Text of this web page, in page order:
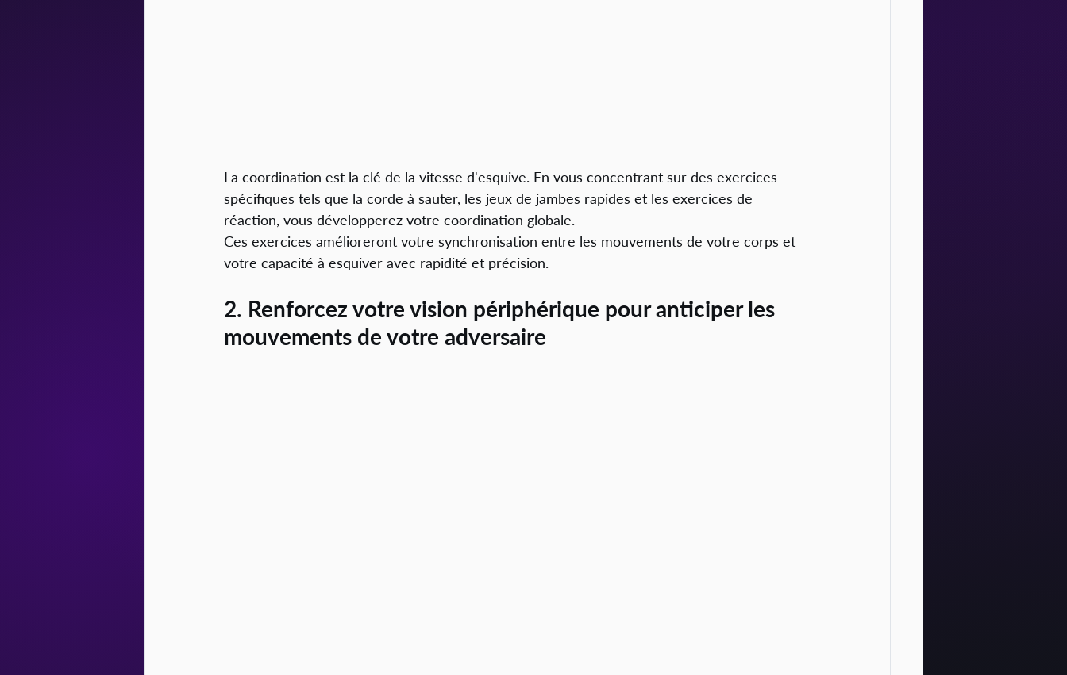
La coordination est la clé de la vitesse d'esquive. En vous concentrant sur des exercices
spécifiques tels que la corde à sauter, les jeux de jambes rapides et les exercices de
réaction, vous développerez votre coordination globale.
Ces exercices amélioreront votre synchronisation entre les mouvements de votre corps et
votre capacité à esquiver avec rapidité et précision.
2. Renforcez votre vision périphérique pour anticiper les
mouvements de votre adversaire